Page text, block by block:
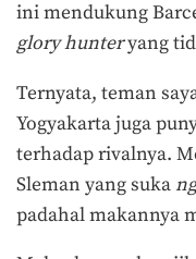
ini mendukung
glory hunteryang
Ternyata, teman
Yogyakarta juga
terhadap rivalnya.
Sleman yang suka
padahal makannya